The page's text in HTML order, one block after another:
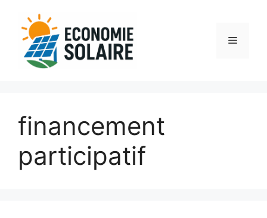
contenu
Menu
financement
participatif